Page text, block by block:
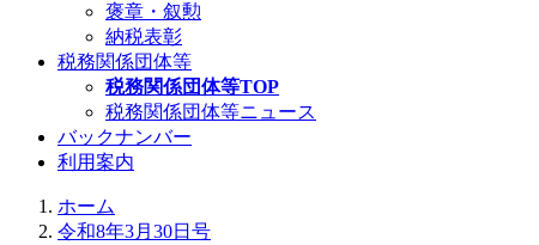
褒章・叙勲
納税表彰
税務関係団体等
税務関係団体等TOP
税務関係団体等ニュース
バックナンバー
利用案内
ホーム
令和8年3月30日号